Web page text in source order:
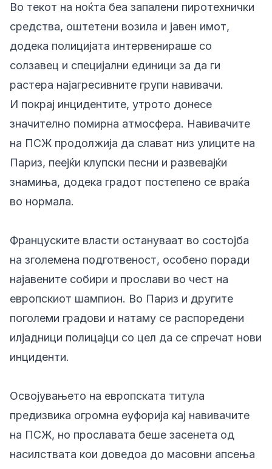
Во текот на ноќта беа запалени пиротехнички
средства, оштетени возила и јавен имот,
додека полицијата интервенираше со
солзавец и специјални единици за да ги
растера најагресивните групи навивачи.
И покрај инцидентите, утрото донесе
значително помирна атмосфера. Навивачите
на ПСЖ продолжија да слават низ улиците на
Париз, пеејќи клупски песни и развевајќи
знамиња, додека градот постепено се враќа
во нормала.
Француските власти остануваат во состојба
на зголемена подготвеност, особено поради
најавените собири и прослави во чест на
европскиот шампион. Во Париз и другите
поголеми градови и натаму се распоредени
илјадници полицајци со цел да се спречат нови
инциденти.
Освојувањето на европската титула
предизвика огромна еуфорија кај навивачите
на ПСЖ, но прославата беше засенета од
насилствата кои доведоа до масовни апсења